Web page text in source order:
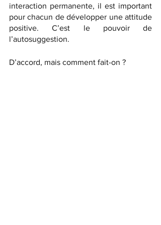
interaction permanente, il est important
pour chacun de développer une attitude
positive. C’est le pouvoir de
l’autosuggestion.
D’accord, mais comment fait-on ?